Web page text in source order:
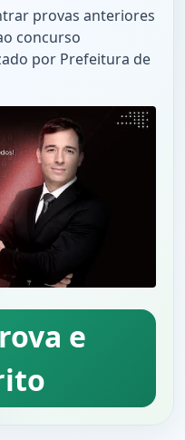
provas anteriores
concurso
por Prefeitura de
e